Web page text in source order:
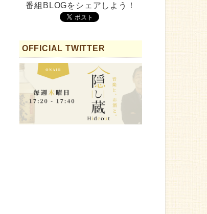
番組BLOGをシェアしよう！
OFFICIAL TWITTER